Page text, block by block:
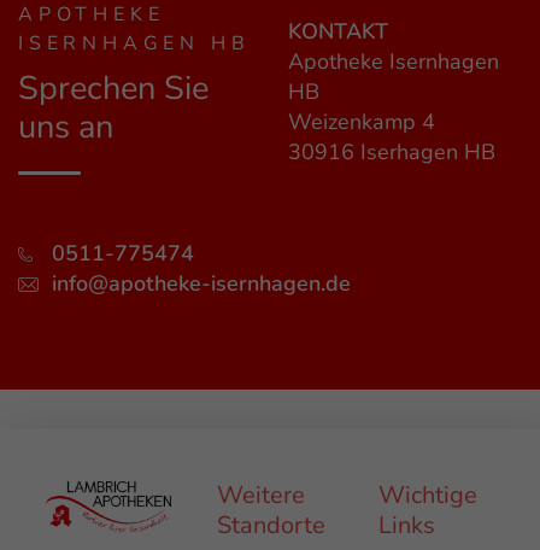
APOTHEKE
ISERNHAGEN HB
Sprechen Sie
uns an
KONTAKT
Apotheke Isernhagen
HB
Weizenkamp 4
30916 Iserhagen HB
0511-775474
info@apotheke-isernhagen.de
Weitere
Standorte
Wichtige
Links